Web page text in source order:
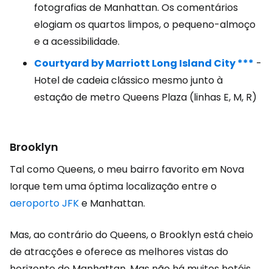
fotografias de Manhattan. Os comentários
elogiam os quartos limpos, o pequeno-almoço
e a acessibilidade.
Courtyard by Marriott Long Island City *** -
Hotel de cadeia clássico mesmo junto à
estação de metro Queens Plaza (linhas E, M, R)
Brooklyn
Tal como Queens, o meu bairro favorito em Nova
Iorque tem uma óptima localização entre o
aeroporto JFKe Manhattan.
Mas, ao contrário do Queens, o Brooklyn está cheio
de atracções e oferece as melhores vistas do